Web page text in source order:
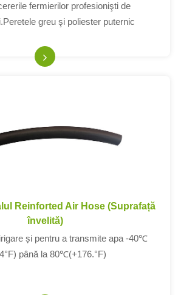
fermierilor profesionişti de
greu şi poliester puternic
Reinforted Air Hose (Suprafață
învelită)
și pentru a transmite apa -40℃
până la 80℃(+176.°F)